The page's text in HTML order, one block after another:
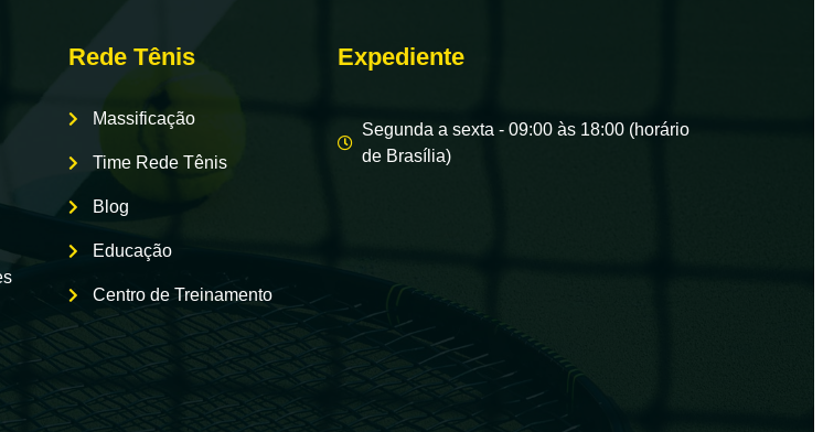
Rede Tênis
Massificação
Time Rede Tênis
Blog
Educação
Centro de Treinamento
Expediente
Segunda a sexta - 09:00 às 18:00 (horário
de Brasília)